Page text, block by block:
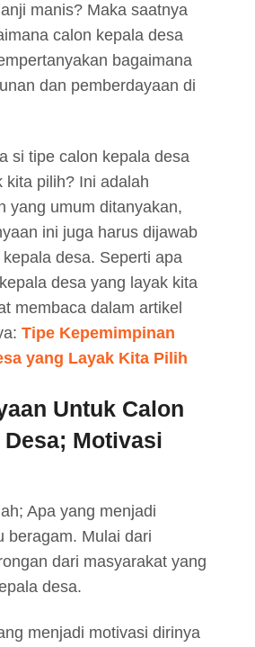
manis? Maka saatnya
calon kepala desa
bagaimana
dan pemberdayaan di
si tipe calon kepala desa
kita pilih? Ini adalah
yang umum ditanyakan,
ini juga harus dijawab
desa. Seperti apa
desa yang layak kita
membaca dalam artikel
Tipe Kepemimpinan
yang Layak Kita Pilih
Untuk Calon
Motivasi
Apa yang menjadi
beragam. Mulai dari
dari masyarakat yang
desa.
menjadi motivasi dirinya